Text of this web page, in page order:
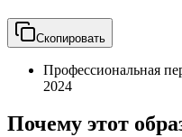
Скопировать
Профессиональная
2024
Почему этот